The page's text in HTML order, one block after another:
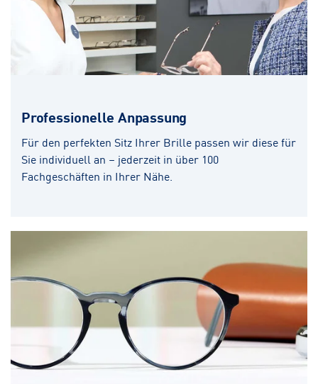
Professionelle Anpassung
Für den perfekten Sitz Ihrer Brille passen wir diese für
Sie individuell an – jederzeit in über 100
Fachgeschäften in Ihrer Nähe.